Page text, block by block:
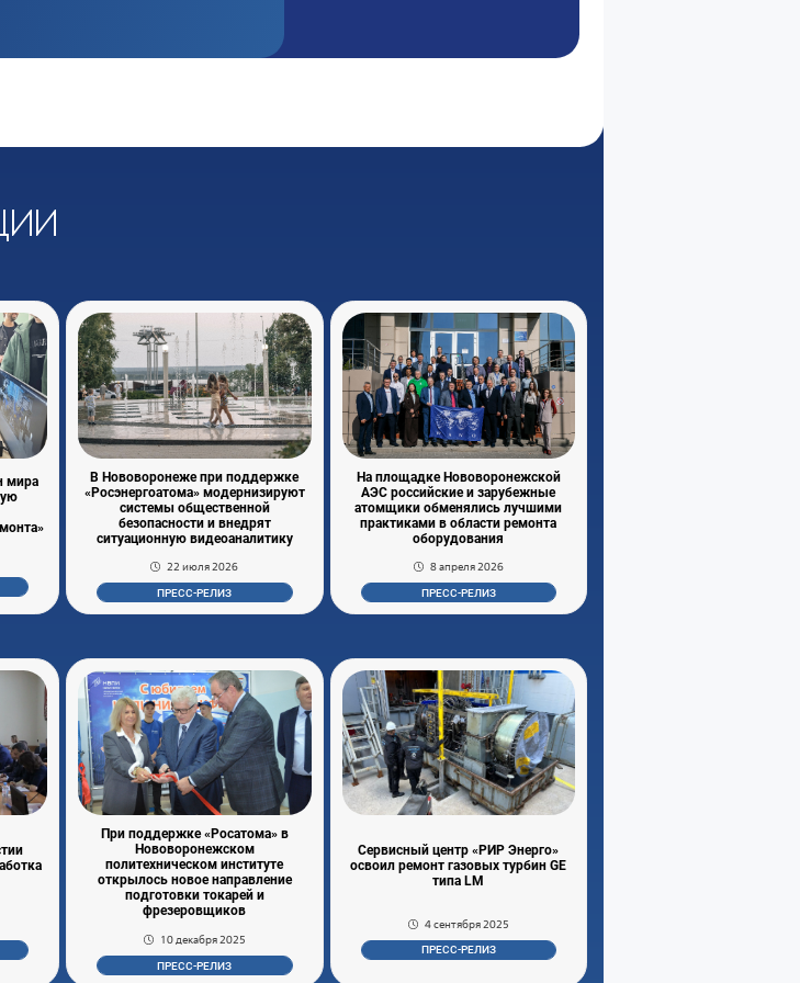
мира
В Нововоронеже при поддержке
«Росэнергоатома» модернизируют
системы общественной
безопасности и внедрят
ситуационную видеоаналитику
22 июля 2026
ПРЕСС-РЕЛИЗ
На площадке Нововоронежской
АЭС российские и зарубежные
атомщики обменялись лучшими
практиками в области ремонта
оборудования
8 апреля 2026
ПРЕСС-РЕЛИЗ
При поддержке «Росатома» в
Нововоронежском
политехническом институте
открылось новое направление
подготовки токарей и
фрезеровщиков
10 декабря 2025
ПРЕСС-РЕЛИЗ
Сервисный центр «РИР Энерго»
освоил ремонт газовых турбин GE
типа LM
4 сентября 2025
ПРЕСС-РЕЛИЗ